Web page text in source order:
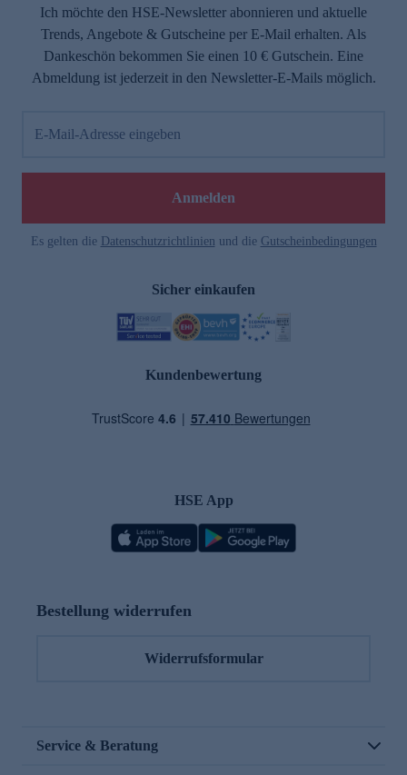
Ich möchte den HSE-Newsletter abonnieren und aktuelle
Trends, Angebote & Gutscheine per E-Mail erhalten. Als
Dankeschön bekommen Sie einen 10 € Gutschein. Eine
Abmeldung ist jederzeit in den Newsletter-E-Mails möglich.
E-Mail-Adresse eingeben
Anmelden
Es gelten die Datenschutzrichtlinien und die Gutscheinbedingungen
Sicher einkaufen
Kundenbewertung
HSE App
Bestellung widerrufen
Widerrufsformular
Service & Beratung